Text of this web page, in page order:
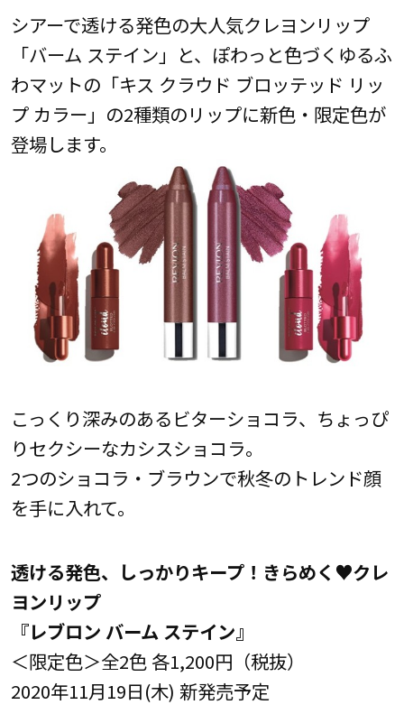
シアーで透ける発色の大人気クレヨンリップ
「バーム ステイン」と、ぽわっと色づくゆるふ
わマットの「キス クラウド ブロッテッド リッ
プ カラー」の2種類のリップに新色・限定色が
登場します。
こっくり深みのあるビターショコラ、ちょっぴ
りセクシーなカシスショコラ。
2つのショコラ・ブラウンで秋冬のトレンド顔
を手に入れて。
透ける発色、しっかりキープ！きらめく♥クレ
ヨンリップ
『レブロン バーム ステイン』
＜限定色＞全2色 各1,200円（税抜）
2020年11月19日(木) 新発売予定